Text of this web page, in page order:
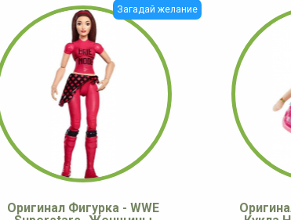
Загадай желание
Оригинал Фигурка - WWE